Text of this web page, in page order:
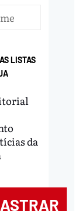
LISTAS
da